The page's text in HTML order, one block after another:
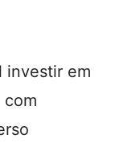
investir em
com